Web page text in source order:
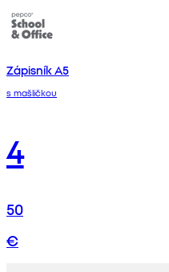
Zápisník A5
s mašličkou
4
50
€